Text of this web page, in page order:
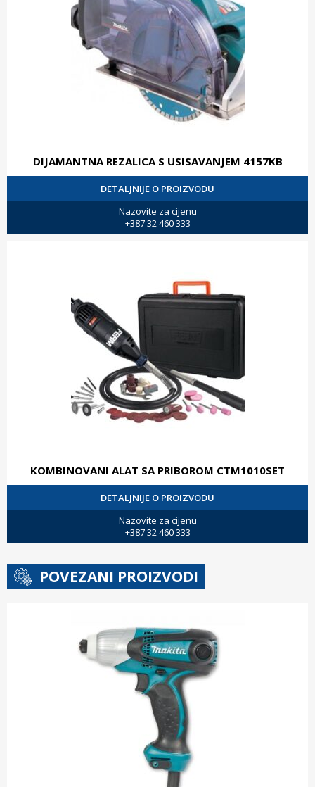
DIJAMANTNA REZALICA S USISAVANJEM 4157KB
DETALJNIJE O PROIZVODU
Nazovite za cijenu
+387 32 460 333
KOMBINOVANI ALAT SA PRIBOROM CTM1010SET
DETALJNIJE O PROIZVODU
Nazovite za cijenu
+387 32 460 333
POVEZANI PROIZVODI